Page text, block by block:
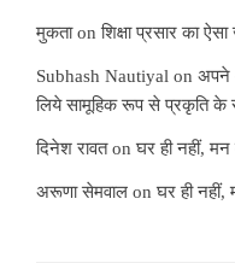
मुकताonशिक्षा प्रसार का
Subhash Nautiyal on अपने
लिये सामूहिक रूप से प्रकृति के
दिनेश रावतonघर ही नहीं, मन
अरूणा सेमवाल onघर ही नहीं,